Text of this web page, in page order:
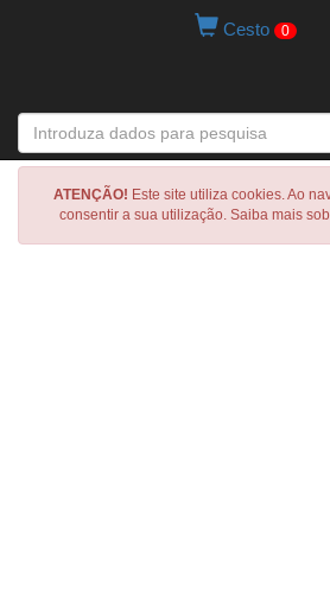
Cesto 0
ATENÇÃO! Este site utiliza cookies. Ao
consentir a sua utilização. Saiba mais